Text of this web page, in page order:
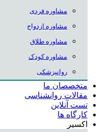
مشاوره فردی
مشاوره ازدواج
مشاوره طلاق
مشاوره کودک
روانپزشکی
متخصصان ما
مقالات روانشناسی
تست آنلاین
کارگاه ها
اکسیر